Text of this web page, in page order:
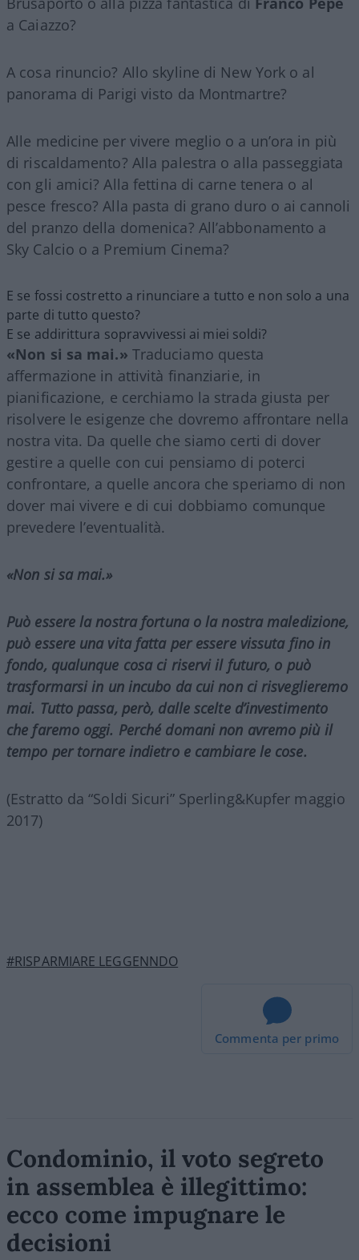
a Caiazzo?
A cosa rinuncio? Allo skyline di New York o al
panorama di Parigi visto da Montmartre?
Alle medicine per vivere meglio o a un’ora in più
di riscaldamento? Alla palestra o alla passeggiata
con gli amici? Alla fettina di carne tenera o al
pesce fresco? Alla pasta di grano duro o ai cannoli
del pranzo della domenica? All’abbonamento a
Sky Calcio o a Premium Cinema?
E se fossi costretto a rinunciare a tutto e non solo a una
parte di tutto questo?
E se addirittura sopravvivessi ai miei soldi?
«Non si sa mai.» Traduciamo questa
affermazione in attività finanziarie, in
pianificazione, e cerchiamo la strada giusta per
risolvere le esigenze che dovremo affrontare nella
nostra vita. Da quelle che siamo certi di dover
gestire a quelle con cui pensiamo di poterci
confrontare, a quelle ancora che speriamo di non
dover mai vivere e di cui dobbiamo comunque
prevedere l’eventualità.
«Non si sa mai.»
Può essere la nostra fortuna o la nostra maledizione,
può essere una vita fatta per essere vissuta fino in
fondo, qualunque cosa ci riservi il futuro, o può
trasformarsi in un incubo da cui non ci risveglieremo
mai. Tutto passa, però, dalle scelte d’investimento
che faremo oggi. Perché domani non avremo più il
tempo per tornare indietro e cambiare le cose.
(Estratto da “Soldi Sicuri” Sperling&Kupfer maggio
2017)
#RISPARMIARE LEGGENNDO
Commenta per primo
Condominio, il voto segreto
in assemblea è illegittimo:
ecco come impugnare le
decisioni